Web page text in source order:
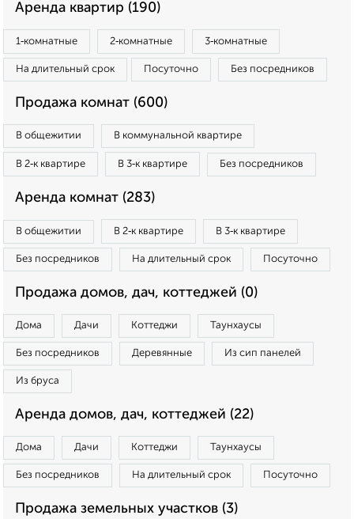
Аренда квартир (190)
1‑комнатные 2‑комнатные 3‑комнатные
На длительный срок Посуточно Без посредников
Продажа комнат (600)
В общежитии В коммунальной квартире
В 2‑к квартире В 3‑к квартире Без посредников
Аренда комнат (283)
В общежитии В 2‑к квартире В 3‑к квартире
Без посредников На длительный срок Посуточно
Продажа домов, дач, коттеджей (0)
Дома Дачи Коттеджи Таунхаусы
Без посредников Деревянные Из сип панелей
Из бруса
Аренда домов, дач, коттеджей (22)
Дома Дачи Коттеджи Таунхаусы
Без посредников На длительный срок Посуточно
Продажа земельных участков (3)